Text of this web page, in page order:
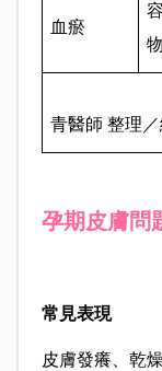
血瘀
諮
青醫師 整理
孕期皮膚問
常見表現
皮膚發癢、乾